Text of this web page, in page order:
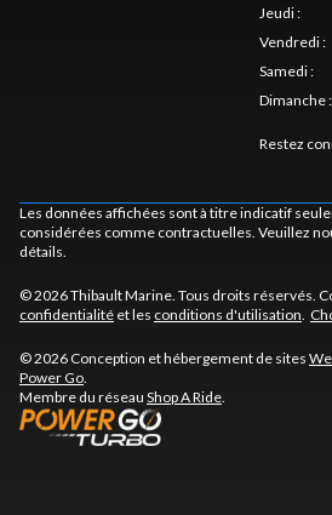
Jeudi:
Vendredi:
Samedi:
Dimanche:
Restez
Les données affichées sont à titre indicatif
considérées comme contractuelles. Veuillez
détails.
© 2026 Thibault Marine. Tous droits réservés.
confidentialité et les conditions d'utilisation.
© 2026 Conception et hébergement de sites
Power Go.
Membre du réseau Shop A Ride.